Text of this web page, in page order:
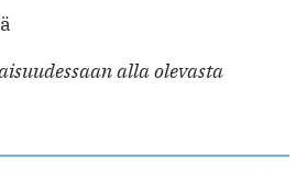
alla olevasta